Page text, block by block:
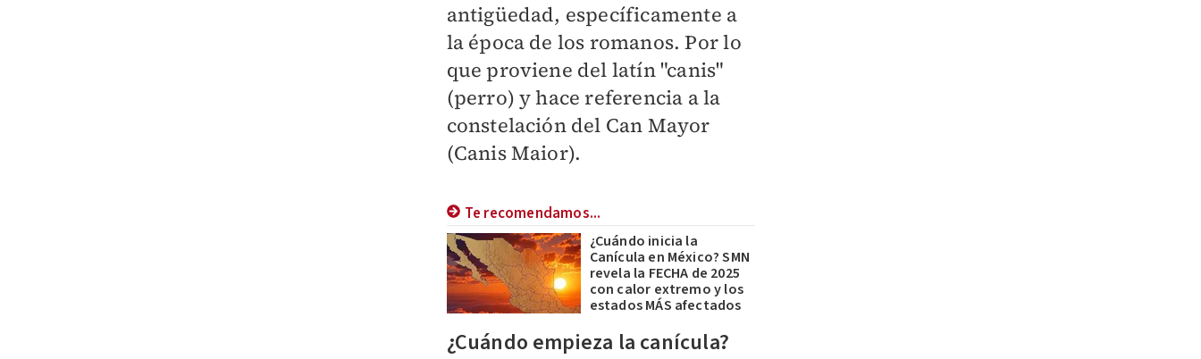
antigüedad, específicamente a
la época de los romanos. Por lo
que proviene del latín "canis"
(perro) y hace referencia a la
constelación del Can Mayor
(Canis Maior).
Te recomendamos...
¿Cuándo inicia la
Canícula en México? SMN
revela la FECHA de 2025
con calor extremo y los
estados MÁS afectados
¿Cuándo empieza la canícula?